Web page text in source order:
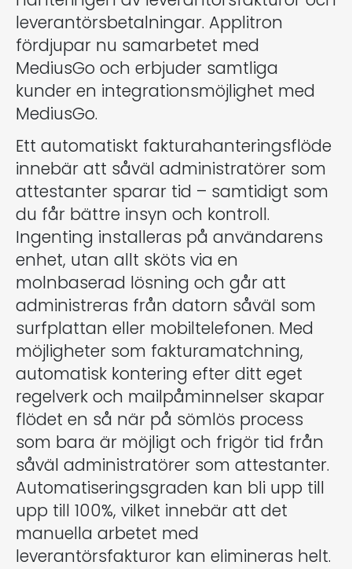
leverantörsbetalningar. Applitron
fördjupar nu samarbetet med
MediusGo och erbjuder samtliga
kunder en integrationsmöjlighet med
MediusGo.
Ett automatiskt fakturahanteringsflöde
innebär att såväl administratörer som
attestanter sparar tid – samtidigt som
du får bättre insyn och kontroll.
Ingenting installeras på användarens
enhet, utan allt sköts via en
molnbaserad lösning och går att
administreras från datorn såväl som
surfplattan eller mobiltelefonen. Med
möjligheter som fakturamatchning,
automatisk kontering efter ditt eget
regelverk och mailpåminnelser skapar
flödet en så när på sömlös process
som bara är möjligt och frigör tid från
såväl administratörer som attestanter.
Automatiseringsgraden kan bli upp till
upp till 100%, vilket innebär att det
manuella arbetet med
leverantörsfakturor kan elimineras helt.